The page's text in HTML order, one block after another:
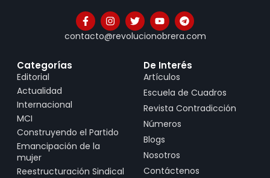
contacto@revolucionobrera.com
Categorías
Editorial
Actualidad
Internacional
MCI
Construyendo el Partido
Emancipación de la
mujer
Reestructuración Sindical
De Interés
Artículos
Escuela de Cuadros
Revista Contradicción
Números
Blogs
Nosotros
Contáctenos